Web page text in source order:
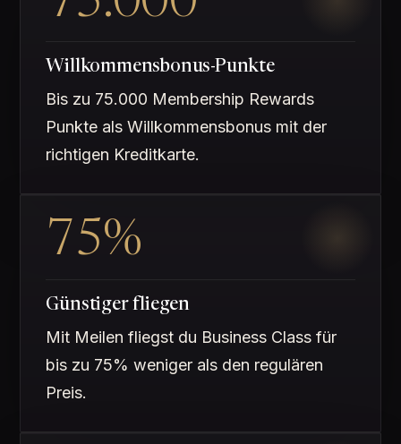
Willkommensbonus-Punkte
Bis zu 75.000 Membership Rewards
Punkte als Willkommensbonus mit der
richtigen Kreditkarte.
75%
Günstiger fliegen
Mit Meilen fliegst du Business Class für
bis zu 75% weniger als den regulären
Preis.